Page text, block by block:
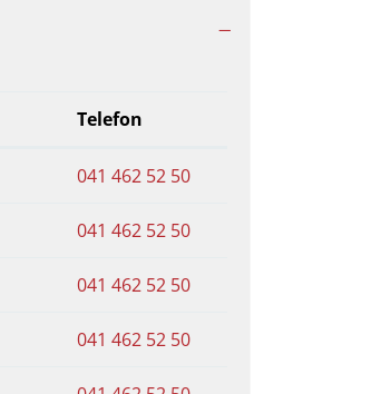
Telefon
041 462 52 50
041 462 52 50
041 462 52 50
041 462 52 50